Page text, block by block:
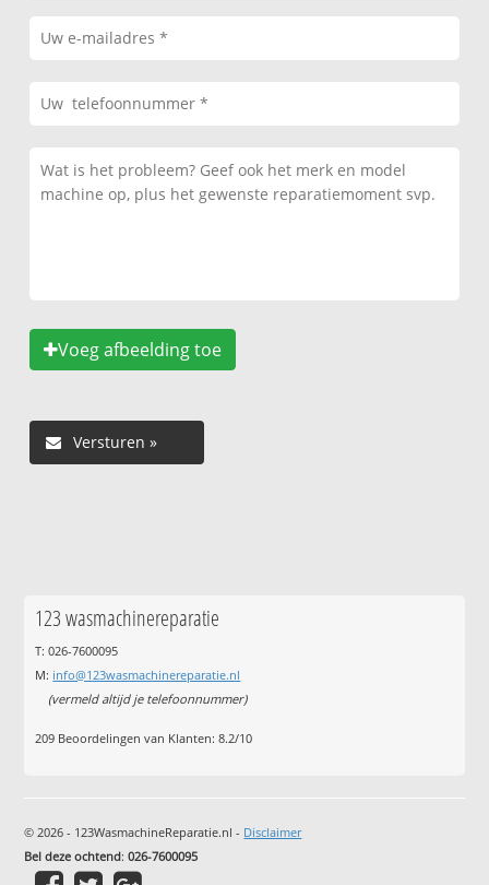
Voeg afbeelding toe
123 wasmachinereparatie
T: 026-7600095
M: info@123wasmachinereparatie.nl
(vermeld altijd je telefoonnummer)
209 Beoordelingen van Klanten:8.2/10
© 2026 - 123WasmachineReparatie.nl - Disclaimer
Bel deze ochtend:026-7600095